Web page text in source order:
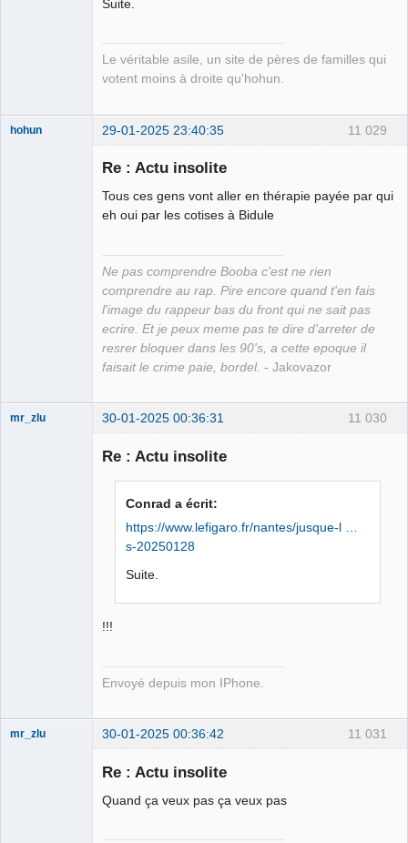
Suite.
Le véritable asile, un site de pères de familles qui
votent moins à droite qu'hohun.
11 029
hohun 29-01-2025 23:40:35
Re : Actu insolite
Tous ces gens vont aller en thérapie payée par qui
eh oui par les cotises à Bidule
Ne pas comprendre Booba c'est ne rien
comprendre au rap. Pire encore quand t'en fais
l'image du rappeur bas du front qui ne sait pas
ecrire. Et je peux meme pas te dire d'arreter de
resrer bloquer dans les 90's, a cette epoque il
faisait le crime paie, bordel. - Jakovazor
11 030
mr_zlu 30-01-2025 00:36:31
Re : Actu insolite
Conrad a écrit:
https://www.lefigaro.fr/nantes/jusque-l …
s-20250128
Suite.
!!!
Envoyé depuis mon IPhone.
11 031
mr_zlu 30-01-2025 00:36:42
Re : Actu insolite
Quand ça veux pas ça veux pas